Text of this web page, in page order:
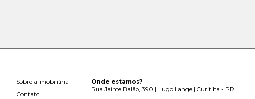
Sobre a Imobiliária
Contato
Onde estamos?
Rua Jaime Balão, 390 | Hugo Lange | Curitiba - PR